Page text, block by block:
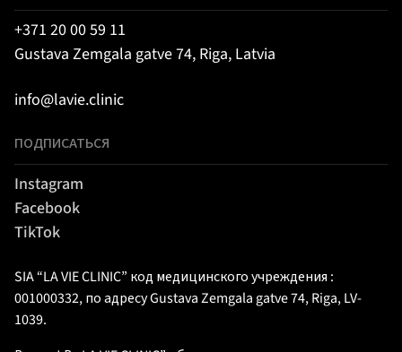
+371 20 00 59 11
Gustava Zemgala gatve 74, Riga, Latvia
info@lavie.clinic
ПОДПИСАТЬСЯ
Instagram
Facebook
TikTok
SIA “LA VIE CLINIC” код медицинского учреждения :
001000332, по адресу Gustava Zemgala gatve 74, Riga, LV-
1039.